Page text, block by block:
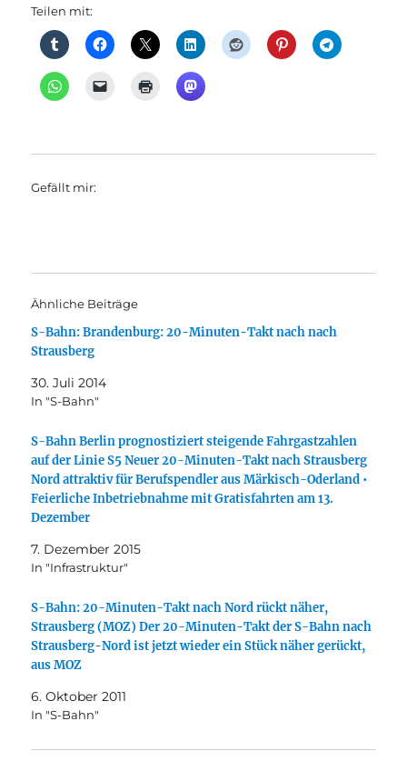
Teilen mit:
Gefällt mir:
Ähnliche Beiträge
S-Bahn: Brandenburg: 20-Minuten-Takt nach nach
Strausberg
30. Juli 2014
In "S-Bahn"
S-Bahn Berlin prognostiziert steigende Fahrgastzahlen
auf der Linie S5 Neuer 20-Minuten-Takt nach Strausberg
Nord attraktiv für Berufspendler aus Märkisch-Oderland •
Feierliche Inbetriebnahme mit Gratisfahrten am 13.
Dezember
7. Dezember 2015
In "Infrastruktur"
S-Bahn: 20-Minuten-Takt nach Nord rückt näher,
Strausberg (MOZ) Der 20-Minuten-Takt der S-Bahn nach
Strausberg-Nord ist jetzt wieder ein Stück näher gerückt,
aus MOZ
6. Oktober 2011
In "S-Bahn"